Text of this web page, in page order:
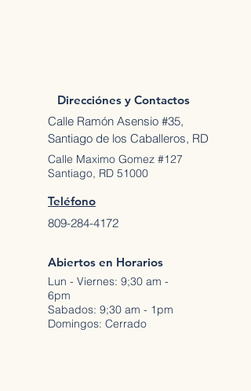
Direcciónes y Contactos
Calle Ramón Asensio #35,
Santiago de los Caballeros, RD
Calle Maximo Gomez #127
Santiago, RD 51000
Teléfono
809-284-4172
Abiertos en Horarios
Lun - Viernes: 9;30 am -
6pm
Sabados: 9;30 am - 1pm
Domingos: Cerrado